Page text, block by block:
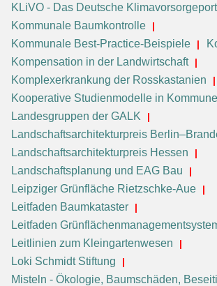
KLiVO - Das Deutsche
Kommunale Baumkontrolle
Kommunale Best-Practice-Beispiele
Kompensation in der Landwirtschaft
Komplexerkrankung der Rosskastanien
Kooperative Studienmodelle in
Landesgruppen der GALK
Landschaftsarchitekturpreis
Landschaftsarchitekturpreis Hessen
Landschaftsplanung und EAG Bau
Leipziger Grünfläche Rietzschke-Aue
Leitfaden Baumkataster
Leitfaden
Leitlinien zum Kleingartenwesen
Loki Schmidt Stiftung
Misteln - Ökologie, Baumschäden,